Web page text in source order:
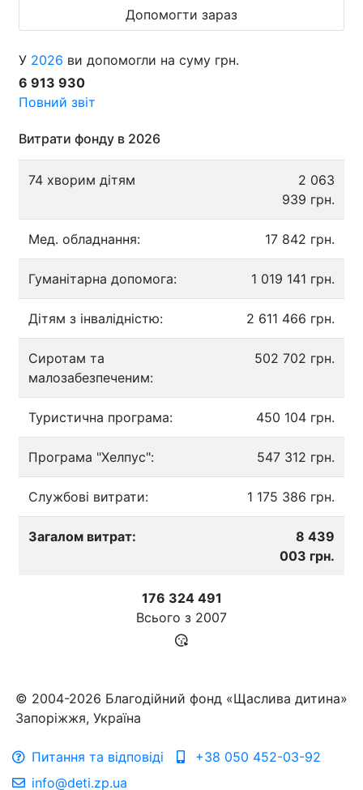
Допомогти зараз
У 2026 ви допомогли на суму грн.
6 913 930
Повний звіт
Витрати фонду в 2026
74 хворим дітям
2 063
939 грн.
Мед. обладнання: 17 842 грн.
Гуманітарна допомога: 1 019 141 грн.
Дітям з інвалідністю: 2 611 466 грн.
Сиротам та
малозабезпеченим:
502 702 грн.
Туристична програма: 450 104 грн.
Програма "Хелпус": 547 312 грн.
Службові витрати: 1 175 386 грн.
Загалом витрат:
8 439
003 грн.
176 324 491
Всього з 2007
© 2004-2026 Благодійний фонд «Щаслива дитина»
Запоріжжя, Україна
Питання та відповіді
+38 050 452-03-92
info@deti.zp.ua